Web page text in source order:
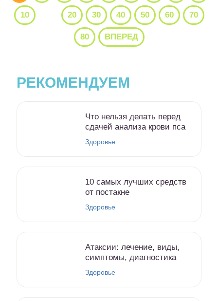
10 20 30 40 50 60 70
80 ВПЕРЕД
РЕКОМЕНДУЕМ
Что нельзя делать перед
сдачей анализа крови пса
Здоровье
10 самых лучших средств
от постакне
Здоровье
Атаксии: лечение, виды,
симптомы, диагностика
Здоровье